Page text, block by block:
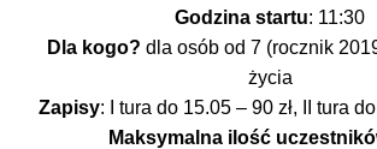
Godzina startu: 11:30
Dla kogo? dla osób od 7 (rocznik
życia
Zapisy: I tura do 15.05 – 90 zł, II tura
Maksymalna ilość